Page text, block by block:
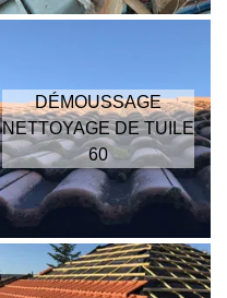
DÉMOUSSAGE
NETTOYAGE DE TUILE
60